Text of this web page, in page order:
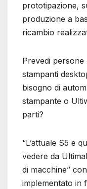
prototipazione,
produzione a
ricambio
Prevedi
stampanti
bisogno di
stampante o
parti?
“L’attuale S5 e
vedere da
di macchine”
implementato in